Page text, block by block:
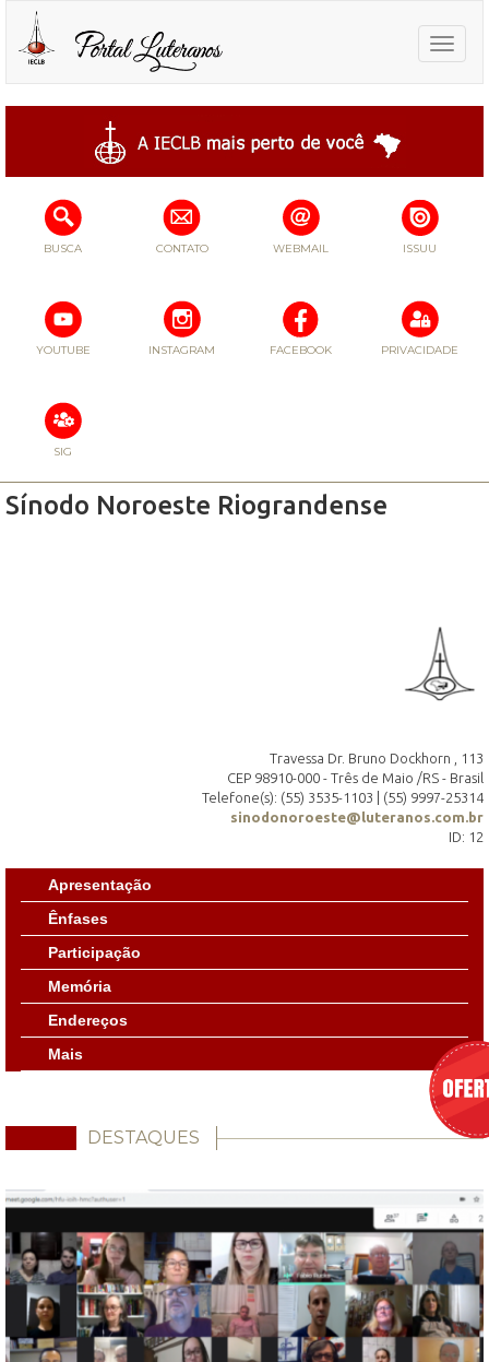
Toggle
BUSCA CONTATO WEBMAIL ISSUU
YOUTUBE INSTAGRAM FACEBOOK PRIVACIDADE
SIG
Sínodo Noroeste Riograndense
Travessa Dr. Bruno Dockhorn , 113
CEP 98910-000 - Três de Maio /RS - Brasil
Telefone(s): (55) 3535-1103 | (55) 9997-25314
sinodonoroeste@luteranos.com.br
ID: 12
Apresentação
Ênfases
Participação
Memória
Endereços
Mais
DESTAQUES